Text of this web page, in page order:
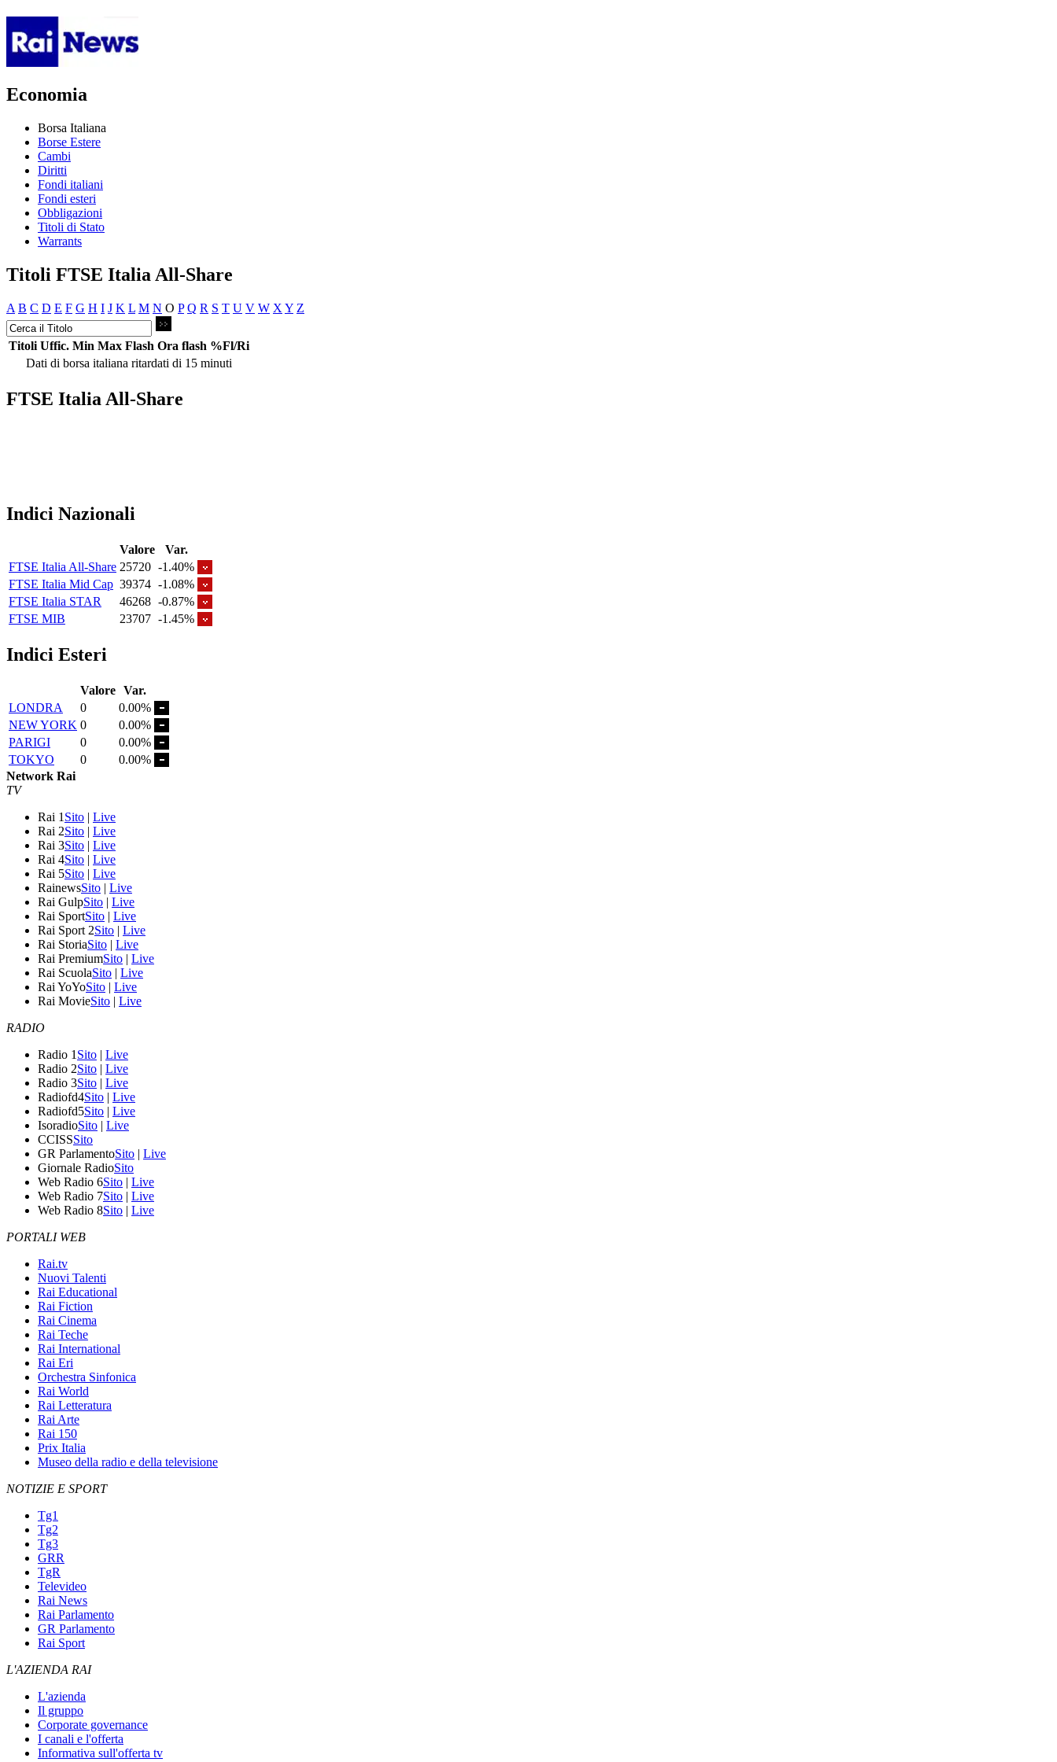
Economia
Borsa Italiana
Borse Estere
Cambi
Diritti
Fondi italiani
Fondi esteri
Obbligazioni
Titoli di Stato
Warrants
Titoli FTSE Italia All-Share
A B C D E F G H I J K L M N O P Q R S T U V W X Y Z
Titoli Uffic. Min Max Flash Ora flash %Fl/Ri
Dati di borsa italiana ritardati di 15 minuti
FTSE Italia All-Share
Indici Nazionali
Valore
Var.
FTSE Italia All-Share 25720 -1.40%
FTSE Italia Mid Cap 39374 -1.08%
FTSE Italia STAR
46268 -0.87%
FTSE MIB
23707 -1.45%
Indici Esteri
Valore Var.
LONDRA
0
0.00%
NEW YORK 0
0.00%
PARIGI
0
0.00%
TOKYO
0
0.00%
Network Rai
TV
Rai 1 Sito | Live
Rai 2Sito | Live
Rai 3Sito | Live
Rai 4Sito | Live
Rai 5Sito | Live
RainewsSito | Live
Rai GulpSito | Live
Rai SportSito | Live
Rai Sport 2Sito | Live
Rai StoriaSito | Live
Rai PremiumSito | Live
Rai ScuolaSito | Live
Rai YoYoSito | Live
Rai MovieSito | Live
RADIO
Radio 1 Sito | Live
Radio 2Sito | Live
Radio 3Sito | Live
Radiofd4Sito | Live
Radiofd5Sito | Live
IsoradioSito | Live
CCISSSito
GR ParlamentoSito | Live
Giornale RadioSito
Web Radio 6Sito | Live
Web Radio 7Sito | Live
Web Radio 8Sito | Live
PORTALI WEB
Rai.tv
Nuovi Talenti
Rai Educational
Rai Fiction
Rai Cinema
Rai Teche
Rai International
Rai Eri
Orchestra Sinfonica
Rai World
Rai Letteratura
Rai Arte
Rai 150
Prix Italia
Museo della radio e della televisione
NOTIZIE E SPORT
Tg1
Tg2
Tg3
GRR
TgR
Televideo
Rai News
Rai Parlamento
GR Parlamento
Rai Sport
L'AZIENDA RAI
L'azienda
Il gruppo
Corporate governance
I canali e l'offerta
Informativa sull'offerta tv